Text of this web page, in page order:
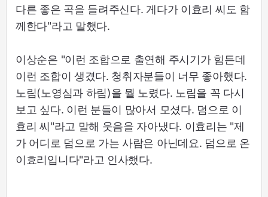
다른 좋은 곡을 들려주신다. 게다가 이효리 씨도 함
께한다"라고 말했다.
이상순은 "이런 조합으로 출연해 주시기가 힘든데
이런 조합이 생겼다. 청취자분들이 너무 좋아했다.
노림(노영심과 하림)을 뭘 노렸다. 노림을 꼭 다시
보고 싶다. 이런 분들이 많아서 모셨다. 덤으로 이
효리 씨"라고 말해 웃음을 자아냈다. 이효리는 "제
가 어디로 덤으로 가는 사람은 아닌데요. 덤으로 온
이효리입니다"라고 인사했다.